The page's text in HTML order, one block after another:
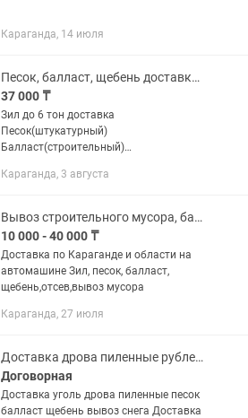
Караганда, 14 июля
Песок, балласт, щебень доставка ЗИЛ
37 000 ₸
Зил до 6 тон доставка
Песок(штукатурный)
Балласт(строительный)
работаем с понедельника по субботу с
Караганда, 3 августа
Вывоз строительного мусора, балласт, песок, щебень,отсев
10 000 - 40 000 ₸
Доставка по Караганде и области на
автомашине Зил, песок, балласт,
щебень,отсев,вывоз мусора
Караганда, 27 июля
Доставка дрова пиленные рубленные уголь всех марок
Договорная
Доставка уголь дрова пиленные песок
балласт щебень вывоз снега Доставка